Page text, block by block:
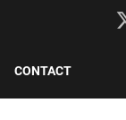
CONTACT